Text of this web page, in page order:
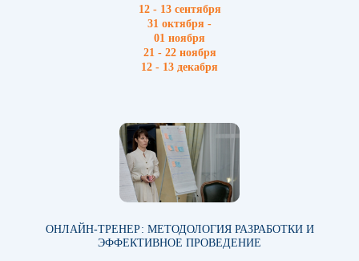
12 - 13 сентября
31 октября -
01 ноября
21 - 22 ноября
12 - 13 декабря
ОНЛАЙН-ТРЕНЕР: МЕТОДОЛОГИЯ РАЗРАБОТКИ И
ЭФФЕКТИВНОЕ ПРОВЕДЕНИЕ